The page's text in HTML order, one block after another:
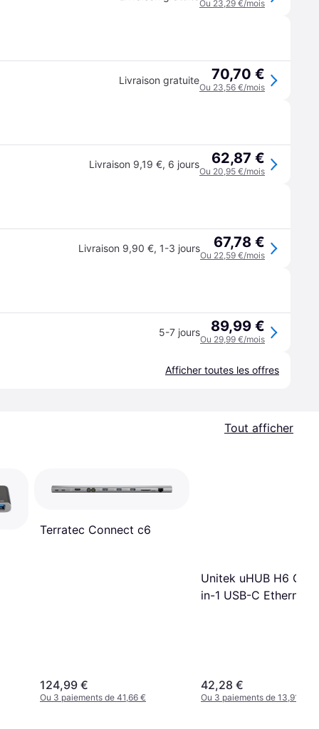
Ou 23,29 €/mois
Livraison gratuite 70,70 €
Ou 23,56 €/mois
Livraison 9,19 €, 6 jours 62,87 €
Ou 20,95 €/mois
Livraison 9,90 €, 1-3 jours 67,78 €
Ou 22,59 €/mois
5-7 jours 89,99 €
Ou 29,99 €/mois
Afficher toutes les offres
Tout afficher
Terratec Connect c6
124,99 €
Ou 3 paiements de 41,66 €
Unitek uHUB H6
in-1 USB-C Ethernet
42,28 €
Ou 3 paiements de 13,91 €